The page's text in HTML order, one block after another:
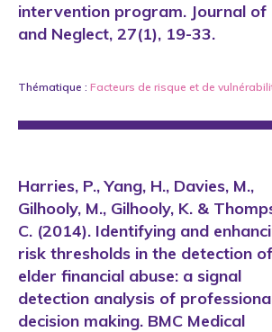
intervention program. Journal of
and Neglect, 27(1), 19-33.
Thématique : Facteurs de risque et de
Harries, P., Yang, H., Davies, M.,
Gilhooly, M., Gilhooly, K. &
C. (2014). Identifying and
risk thresholds in the detection of
elder financial abuse: a signal
detection analysis of
decision making. BMC Medical